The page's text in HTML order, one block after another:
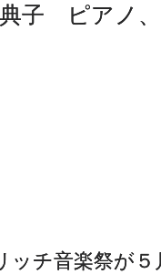
ピアノ、
チ音楽祭が５